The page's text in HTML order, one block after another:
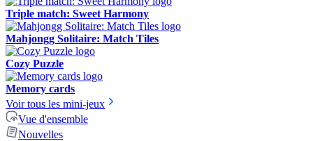
Triple match: Sweet Harmony
Mahjongg Solitaire: Match Tiles
Cozy Puzzle
Memory cards
Voir tous les mini-jeux
Vue d'ensemble
Nouvelles